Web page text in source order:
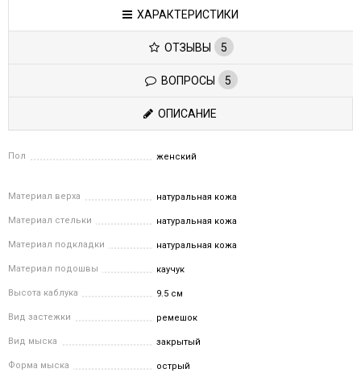
ХАРАКТЕРИСТИКИ
ОТЗЫВЫ 5
ВОПРОСЫ 5
ОПИСАНИЕ
Пол женский
Материал верха натуральная кожа
Материал стельки натуральная кожа
Материал подкладки натуральная кожа
Материал подошвы каучук
Высота каблука 9.5 см
Вид застежки ремешок
Вид мыска закрытый
Форма мыска острый